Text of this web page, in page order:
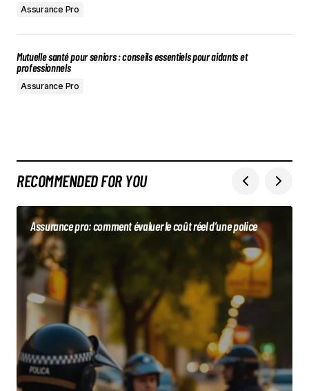
Assurance Pro
Mutuelle santé pour seniors : conseils essentiels pour aidants et
professionnels
Assurance Pro
RECOMMENDED FOR YOU
Assurance pro: comment évaluer le coût réel d’une police